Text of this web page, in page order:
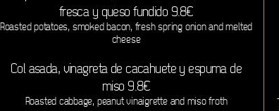
fresca y queso fundido 9.8€
Roasted potatoes, smoked bacon, fresh spring onion and melted
cheese
Col asada, vinagreta de cacahuete y espuma de
miso 9.8€
Roasted cabbage, peanut vinaigrette and miso froth